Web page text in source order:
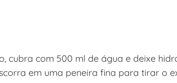
cubra com 500 ml de água e deixe
em uma peneira fina para tirar o